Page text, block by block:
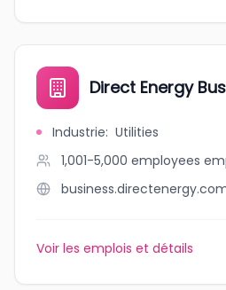
Direct Energy
Industrie: Utilities
1,001-5,000 employees
Voir les emplois et détails